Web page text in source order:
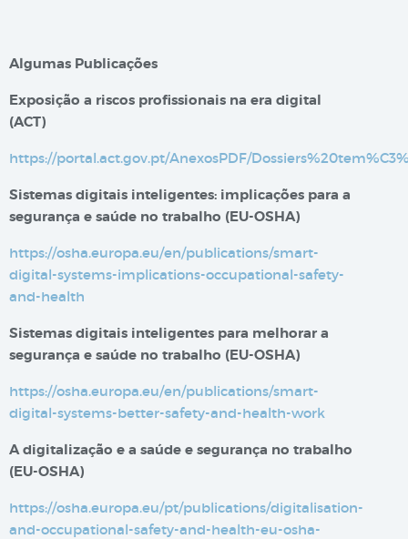
Algumas Publicações
Exposição a riscos profissionais na era digital​
(ACT)
https://portal.act.gov.pt/AnexosPDF/
Sistemas digitais inteligentes: implicações para a
segurança e saúde no trabalho (EU-OSHA)
https://osha.europa.eu/en/publications/smart-
digital-systems-implications-occupational-safety-
and-health
Sistemas digitais inteligentes para melhorar a
segurança e saúde no trabalho​​ (EU-OSHA)
https://osha.europa.eu/en/publications/smart-
digital-systems-better-safety-and-health-work
A digitalização e a saúde e segurança no trabalho
(EU-OSHA)
https://osha.europa.eu/pt/publications/digitalisation-
and-occupational-safety-and-health-eu-osha-